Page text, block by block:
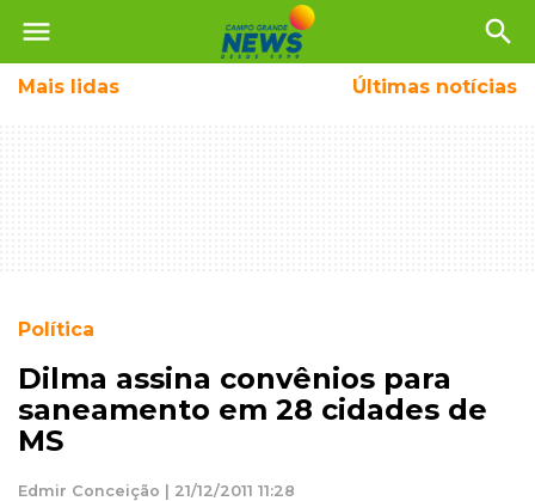
menu search
Mais lidas Últimas notícias
Política
Dilma assina convênios para
saneamento em 28 cidades de
MS
Edmir Conceição | 21/12/2011 11:28